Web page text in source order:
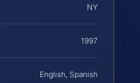
NY
1997
English, Spanish